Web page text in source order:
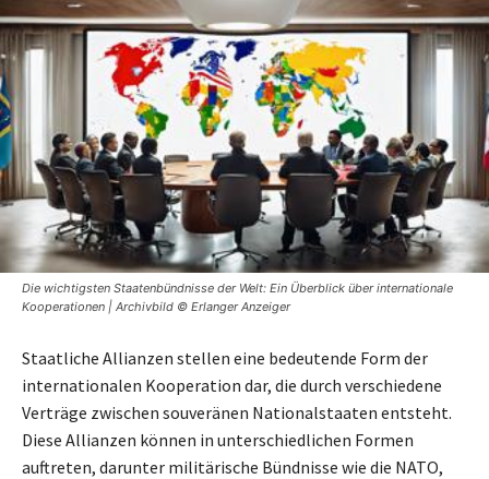
Die wichtigsten Staatenbündnisse der Welt: Ein Überblick über internationale
Kooperationen | Archivbild © Erlanger Anzeiger
Staatliche Allianzen stellen eine bedeutende Form der
internationalen Kooperation dar, die durch verschiedene
Verträge zwischen souveränen Nationalstaaten entsteht.
Diese Allianzen können in unterschiedlichen Formen
auftreten, darunter militärische Bündnisse wie die NATO,